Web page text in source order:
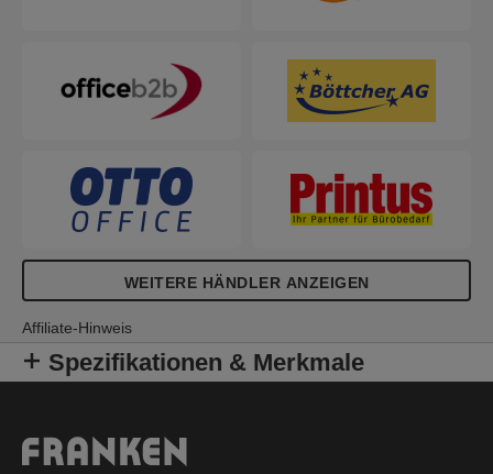
WEITERE HÄNDLER ANZEIGEN
Affiliate-Hinweis
Spezifikationen & Merkmale